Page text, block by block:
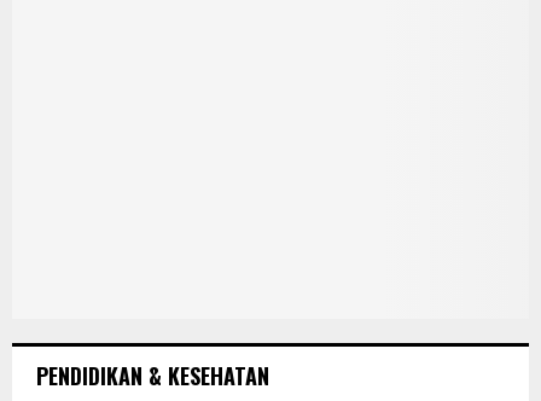
PENDIDIKAN & KESEHATAN